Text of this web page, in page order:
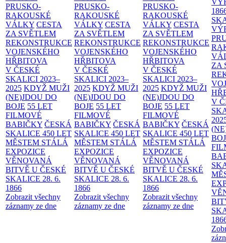
PRUSKO-
RAKOUSKÉ
VÁLKY CESTA
ZA SVĚTLEM
REKONSTRUKCE
VOJENSKÉHO
HŘBITOVA
V ČESKÉ
SKALICI 2023–
2025 KDYŽ MUŽI
(NE)JDOU DO
BOJE 55 LET
FILMOVÉ
BABIČKY ČESKÁ
SKALICE 450 LET
MĚSTEM STÁLÁ
EXPOZICE
VĚNOVANÁ
BITVĚ U ČESKÉ
SKALICE 28. 6.
1866
Zobrazit všechny
záznamy ze dne
PRUSKO-
RAKOUSKÉ
VÁLKY CESTA
ZA SVĚTLEM
REKONSTRUKCE
VOJENSKÉHO
HŘBITOVA
V ČESKÉ
SKALICI 2023–
2025 KDYŽ MUŽI
(NE)JDOU DO
BOJE 55 LET
FILMOVÉ
BABIČKY ČESKÁ
SKALICE 450 LET
MĚSTEM STÁLÁ
EXPOZICE
VĚNOVANÁ
BITVĚ U ČESKÉ
SKALICE 28. 6.
1866
Zobrazit všechny
záznamy ze dne
PRUSKO-
RAKOUSKÉ
VÁLKY CESTA
ZA SVĚTLEM
REKONSTRUKCE
VOJENSKÉHO
HŘBITOVA
V ČESKÉ
SKALICI 2023–
2025 KDYŽ MUŽI
(NE)JDOU DO
BOJE 55 LET
FILMOVÉ
BABIČKY ČESKÁ
SKALICE 450 LET
MĚSTEM STÁLÁ
EXPOZICE
VĚNOVANÁ
BITVĚ U ČESKÉ
SKALICE 28. 6.
1866
Zobrazit všechny
záznamy ze dne
ZA
V